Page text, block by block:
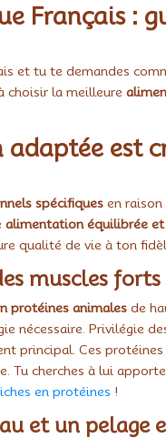
Français :
et tu te demandes
choisir la meilleure
est
spécifiques en
alimentation équilibrée
qualité de vie à ton
muscles forts
protéines animales de
nécessaire. Privilégie
principal. Ces
Tu cherches à lui
en protéines !
et un pelage